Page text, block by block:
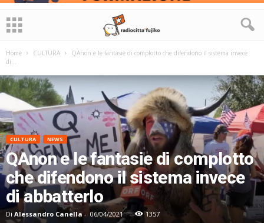
Home CULTURA
QAnon e le fantasie di complotto che difendono il sistema invece
di...
CULTURA NEWS
QAnon e le fantasie di complotto
che difendono il sistema invece
di abbatterlo
Di Alessandro Canella- 06/04/2021 1357